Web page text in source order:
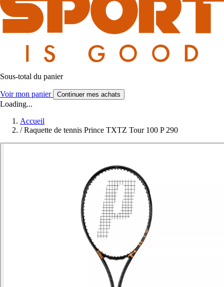
Sous-total du panier
Voir mon panier Continuer mes achats
Loading...
Accueil
/ Raquette de tennis Prince TXTZ Tour 100 P 290